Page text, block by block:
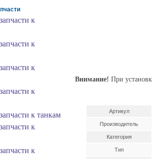
к
к
к
к
к танкам
к
к
Внимание! При
Артикул
Производитель
Категория
Тип